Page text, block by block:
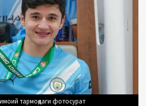
тармоқдаги фотосурат